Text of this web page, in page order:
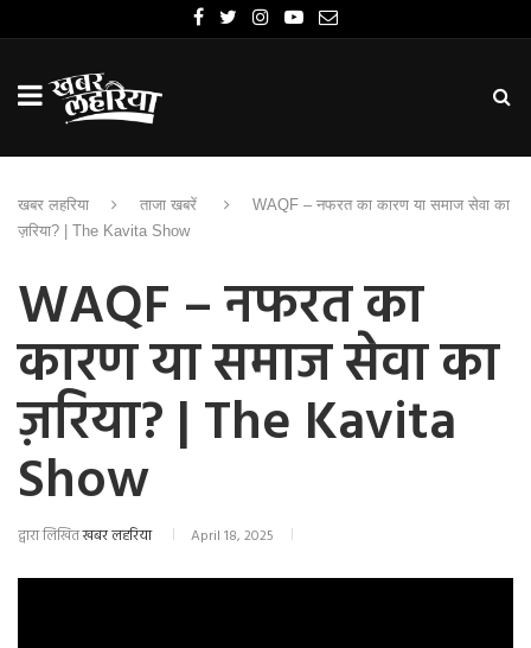
खबर लहरिया ताजा खबरें
WAQF – नफरत का कारण या समाज सेवा का
ज़रिया? | The Kavita Show
WAQF – नफरत का
कारण या समाज सेवा का
ज़रिया? | The Kavita
Show
द्वारा लिखितखबर लहरिया April 18, 2025